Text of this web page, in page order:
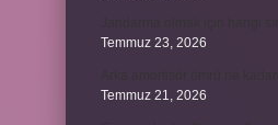
Temmuz 23, 2026
Temmuz 21, 2026